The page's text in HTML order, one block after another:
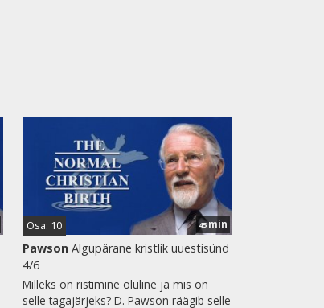
45min
Osa: 10
Pawson Algupärane kristlik uuestisünd
4/6
Milleks on ristimine oluline ja mis on
selle tagajärjeks? D. Pawson räägib selle